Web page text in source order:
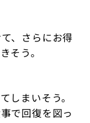
、さらにお得
そう。
しまいそう。
で回復を図っ